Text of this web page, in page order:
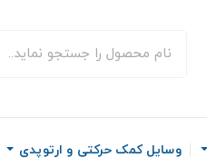
وسایل کمک حرکتی و ارتوپدی